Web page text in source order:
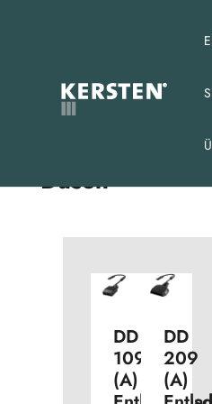
Düsen
DD
109
(A)
DD
209
(A)